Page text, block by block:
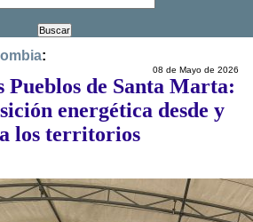
:
08 de Mayo de 2026
Pueblos de Santa Marta:
energética desde y
los territorios